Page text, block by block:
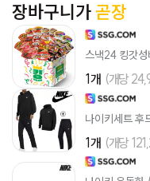
장바구니가곧장
스낵24 킹갓
1개 (개당
나이키세트
1개 (개당